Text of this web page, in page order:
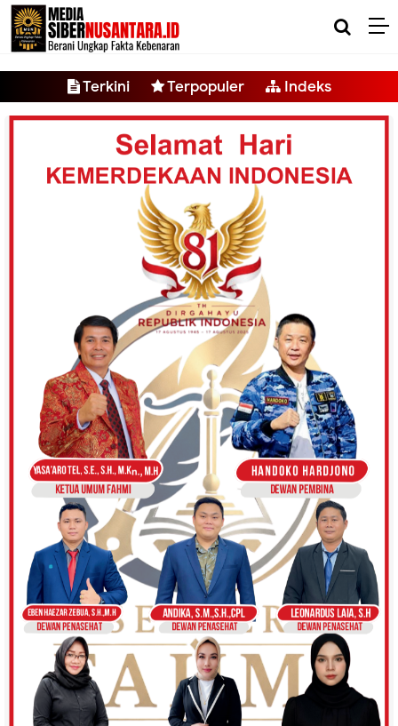
-->
Terkini Terpopuler Indeks